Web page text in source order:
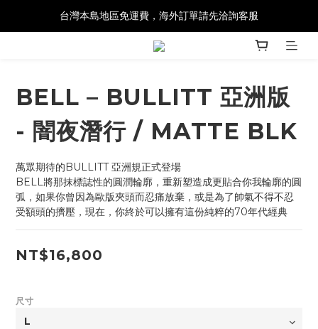
台灣本島地區免運費，海外訂單請先洽詢客服
BELL – BULLITT 亞洲版
- 闇夜潛行 / MATTE BLK
萬眾期待的BULLITT 亞洲規正式登場
BELL將那抹標誌性的圓潤輪廓，重新塑造成更貼合你我輪廓的圓
弧，如果你曾因為歐版夾頭而忍痛放棄，或是為了帥氣不得不忍
受額頭的擠壓，現在，你終於可以擁有這份純粹的70年代經典
NT$16,800
尺寸